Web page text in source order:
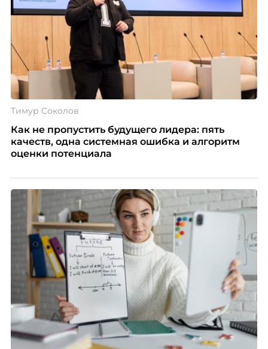
Тимур Соколов
Как не пропустить будущего лидера: пять
качеств, одна системная ошибка и алгоритм
оценки потенциала